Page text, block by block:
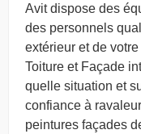
Avit dispose des
des personnels
extérieur et de
Toiture et Façade
quelle situation et
confiance à
peintures façades